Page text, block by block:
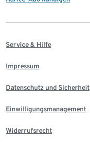
Service & Hilfe
Impressum
Datenschutz und Sicherheit
Einwilligungsmanagement
Widerrufsrecht